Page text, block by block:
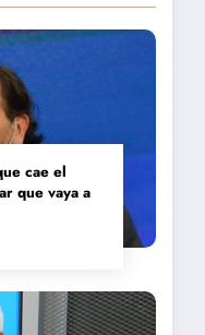
cae el
que vaya a